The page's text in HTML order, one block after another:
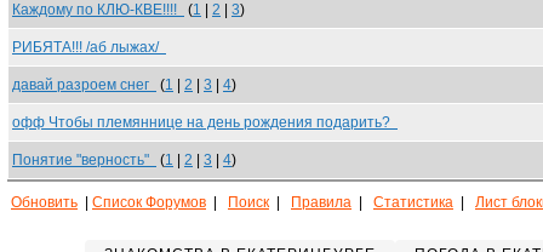
Каждому по КЛЮ-КВЕ!!!! (1 2 3)
РИБЯТА!!! /аб лыжах/
давай разроем снег (1 2 3 4)
офф Чтобы племяннице на день рождения подарить?
Понятие "верность" (1 2 3 4)
Обновить Список Форумов Поиск Правила Статистика Лист